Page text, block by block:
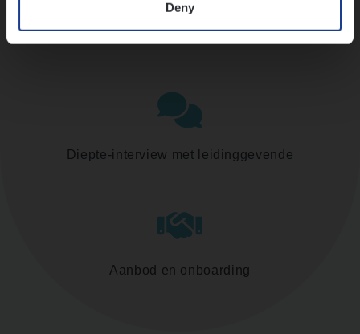
Deny
Diepte-interview met leidinggevende
Aanbod en onboarding